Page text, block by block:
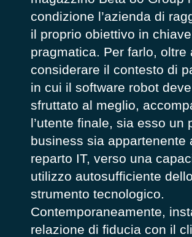
condizione l’azienda di
il proprio obiettivo in chiave
pragmatica. Per farlo, oltre
considerare il contesto di
in cui il software robot
sfruttato al meglio,
l’utente finale, sia esso un
business sia appartenente
reparto IT, verso una
utilizzo autosufficiente dello
strumento tecnologico.
Contemporaneamente,
relazione di fiducia con il